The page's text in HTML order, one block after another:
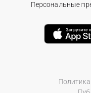
Персональные